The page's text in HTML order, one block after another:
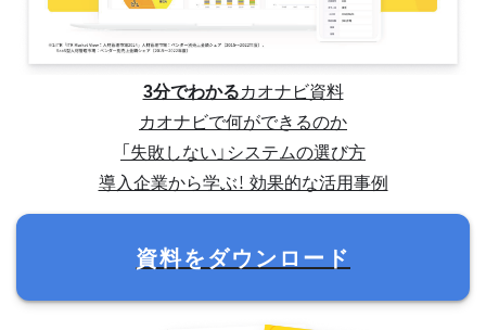
3分でわかるカオナビ資料
カオナビで何ができるのか
「失敗しない」システムの選び方
導入企業から学ぶ！ 効果的な活用事例
資料をダウンロード